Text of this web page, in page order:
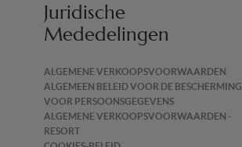
Juridische
Mededelingen
ALGEMENE VERKOOPSVOORWAARDEN
ALGEMEEN BELEID VOOR DE BESCHERMING
VOOR PERSOONSGEGEVENS
ALGEMENE VERKOOPSVOORWAARDEN -
RESORT